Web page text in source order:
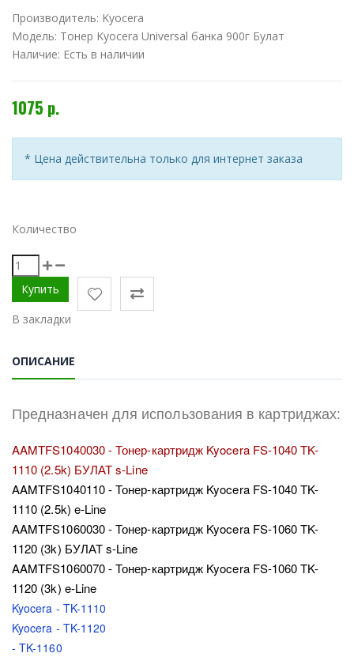
Производитель: Kyocera
Модель: Тонер Kyocera Universal банка 900г Булат
Наличие: Есть в наличии
1075 р.
* Цена действительна только для интернет заказа
Количество
В закладки
ОПИСАНИЕ
Предназначен для использования в картриджах:
AAMTFS1040030 - Тонер-картридж Kyocera FS-1040 TK-
1110 (2.5k) БУЛАТ s-Line
AAMTFS1040110 - Тонер-картридж Kyocera FS-1040 TK-
1110 (2.5k) e-Line
AAMTFS1060030 - Тонер-картридж Kyocera FS-1060 TK-
1120 (3k) БУЛАТ s-Line
AAMTFS1060070 - Тонер-картридж Kyocera FS-1060 TK-
1120 (3k) e-Line
Kyocera - TK-1110
Kyocera - TK-1120
- TK-1160